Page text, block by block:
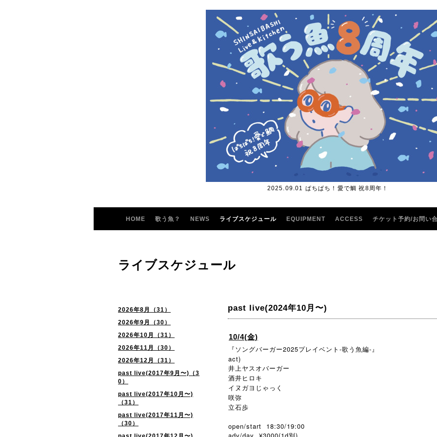
2025.09.01 ぱちぱち！愛で鯛 祝8周年！
HOME 歌う魚？ NEWS ライブスケジュール EQUIPMENT ACCESS チケット予約/お問い
2026年8月（31）
2026年9月（30）
2026年10月（31）
2026年11月（30）
2026年12月（31）
past live(2017年9月〜)（3
0）
past live(2017年10月〜)
（31）
past live(2017年11月〜)
（30）
ライブスケジュール
past live(2024年10月〜)
10/4(金)
『ソングバーガー2025プレイベント-歌う魚編-』
act)
井上ヤスオバーガー
酒井ヒロキ
イヌガヨじゃっく
咲弥
立石歩
open/start 18:30/19:00